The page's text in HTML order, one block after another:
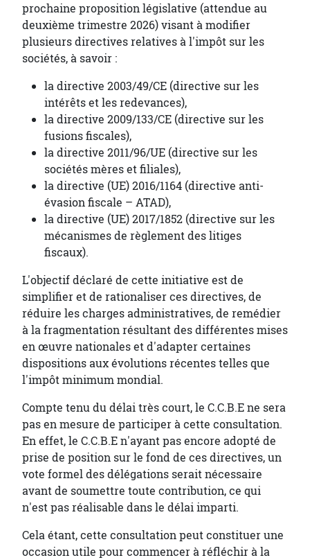
prochaine proposition législative (attendue au
deuxième trimestre 2026) visant à modifier
plusieurs directives relatives à l'impôt sur les
sociétés, à savoir :
la directive 2003/49/CE (directive sur les
intérêts et les redevances),
la directive 2009/133/CE (directive sur les
fusions fiscales),
la directive 2011/96/UE (directive sur les
sociétés mères et filiales),
la directive (UE) 2016/1164 (directive anti-
évasion fiscale – ATAD),
la directive (UE) 2017/1852 (directive sur les
mécanismes de règlement des litiges
fiscaux).
L'objectif déclaré de cette initiative est de
simplifier et de rationaliser ces directives, de
réduire les charges administratives, de remédier
à la fragmentation résultant des différentes mises
en œuvre nationales et d'adapter certaines
dispositions aux évolutions récentes telles que
l'impôt minimum mondial.
Compte tenu du délai très court, le C.C.B.E ne sera
pas en mesure de participer à cette consultation.
En effet, le C.C.B.E n'ayant pas encore adopté de
prise de position sur le fond de ces directives, un
vote formel des délégations serait nécessaire
avant de soumettre toute contribution, ce qui
n'est pas réalisable dans le délai imparti.
Cela étant, cette consultation peut constituer une
occasion utile pour commencer à réfléchir à la